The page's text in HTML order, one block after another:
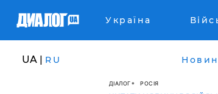
Україна
UA | RU
ДІАЛОГ РОСІЯ